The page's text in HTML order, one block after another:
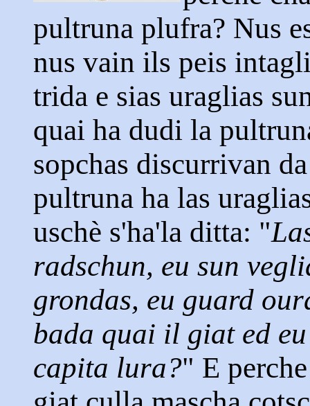
pultruna plufra? Nus
nus vain ils peis
trida e sias uraglias
quai ha dudi la
sopchas discurrivan
pultruna ha las
uschè s'ha'la ditta: "
radschun, eu sun
grondas, eu guard
bada quai il giat ed
capita lura?" E